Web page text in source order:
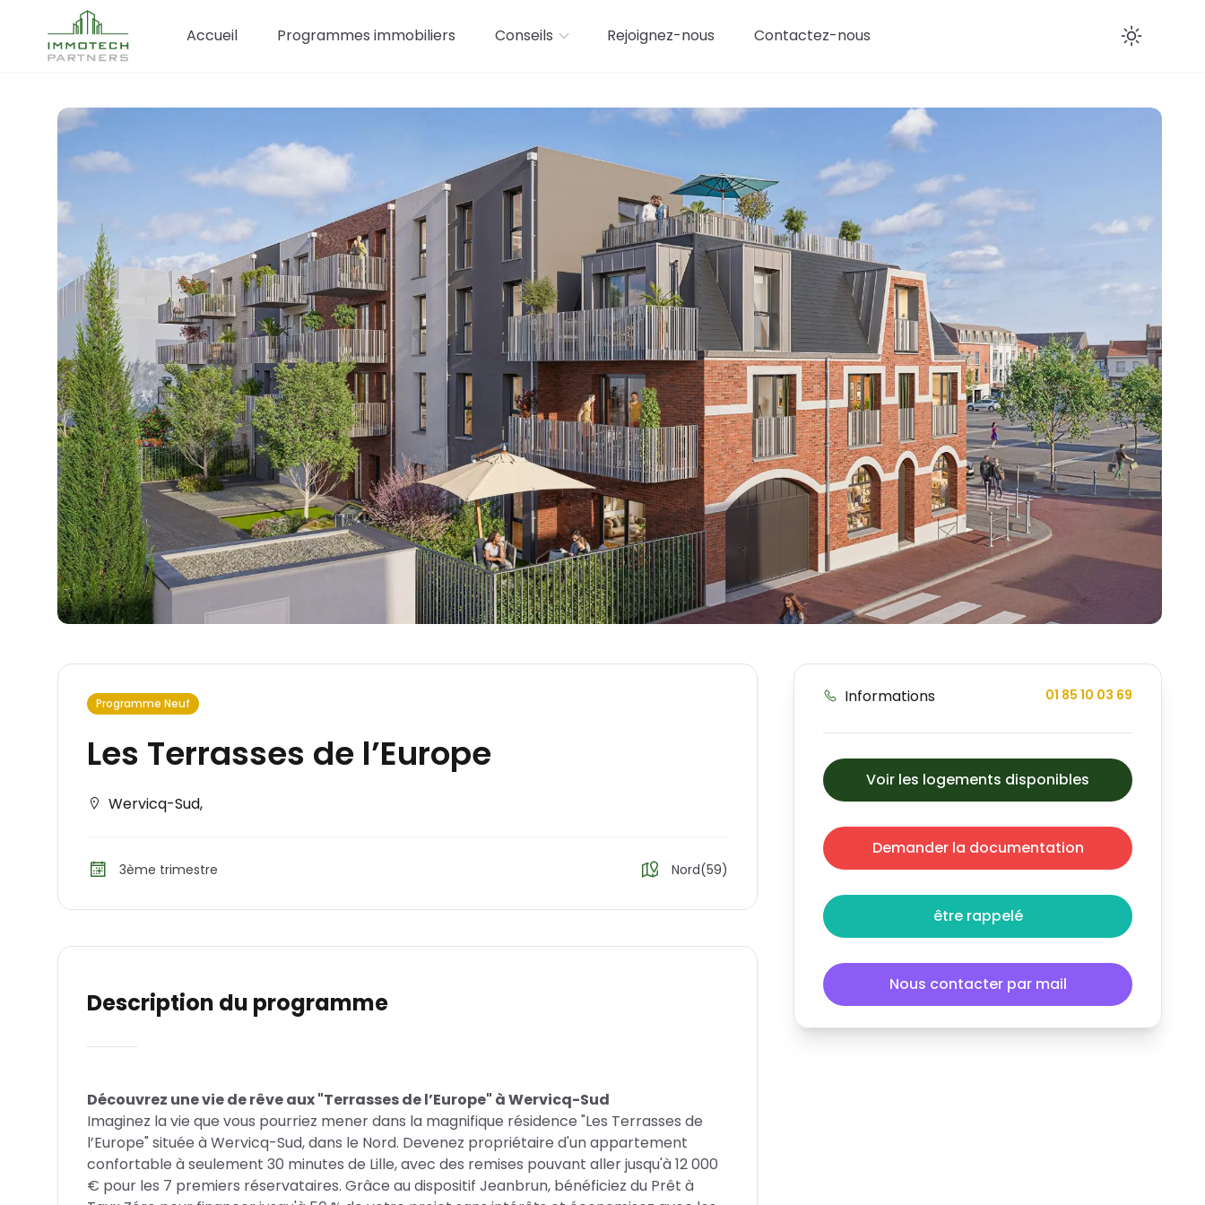
Accueil Programmes immobiliers Conseils Rejoignez-nous Contactez-nous
Programme Neuf
Les Terrasses de l’Europe
Wervicq-Sud,
3ème trimestre Nord(59)
Description du programme
Découvrez une vie de rêve aux "Terrasses de l’Europe" à Wervicq-Sud
Imaginez la vie que vous pourriez mener dans la magnifique résidence "Les Terrasses de
l’Europe" située à Wervicq-Sud, dans le Nord. Devenez propriétaire d'un appartement
confortable à seulement 30 minutes de Lille, avec des remises pouvant aller jusqu'à 12 000
€ pour les 7 premiers réservataires. Grâce au dispositif Jeanbrun, bénéficiez du Prêt à
Informations 01 85 10 03 69
Voir les logements disponibles
Demander la documentation
être rappelé
Nous contacter par mail